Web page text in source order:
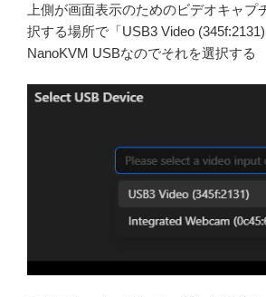
上側が画面表示のためのビデオキャプ
択する場所で「USB3 Video
NanoKVM USBなのでそれを選択する